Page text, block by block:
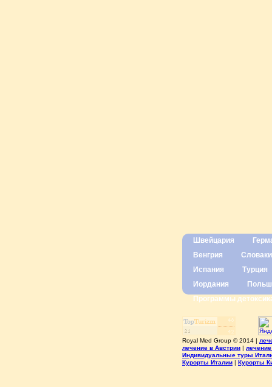
Швейцария
Венгрия
Испания
Турция
Иордания
Программы
Royal Med Group © 2014 |
лечение в Австрии |
Индивидуальные туры
Курорты Италии | Курорты